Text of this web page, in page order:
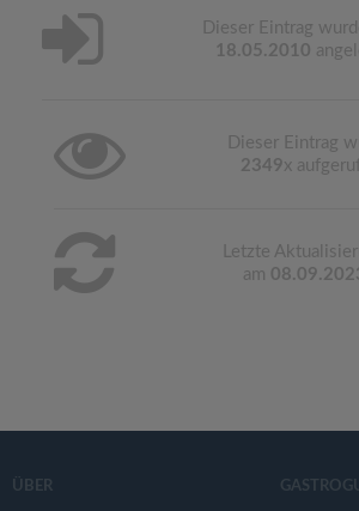
Dieser Eintrag
18.05.2010
Dieser Eintrag
2349x
Letzte
am
ÜBER